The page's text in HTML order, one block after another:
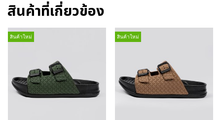
สินค้าที่เกี่ยวข้อง
สินค้าใหม่ สินค้าใหม่